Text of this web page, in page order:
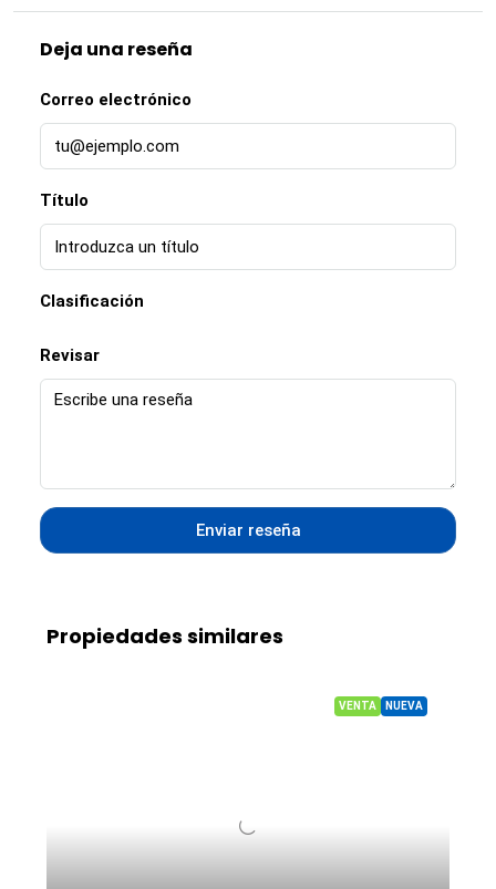
Deja una reseña
Correo electrónico
Título
Clasificación
Revisar
Enviar reseña
Propiedades similares
VENTA NUEVA